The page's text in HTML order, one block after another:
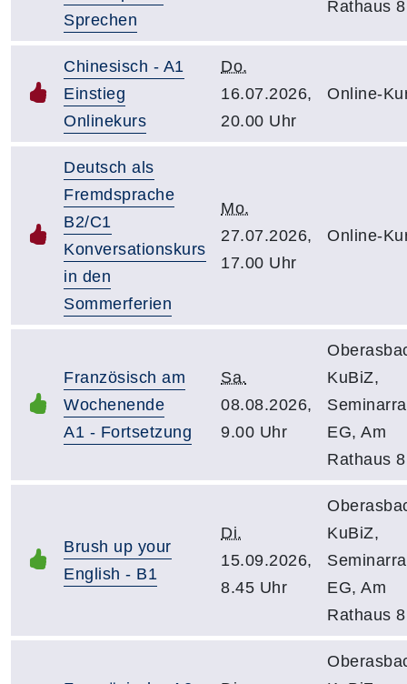
Sprechen
Rathaus 8
Chinesisch - A1
Einstieg
Onlinekurs
Do.
16.07.2026,
20.00 Uhr
Online-
Deutsch als
Fremdsprache
B2/C1
Konversationskurs
in den
Sommerferien
Mo.
27.07.2026,
17.00 Uhr
Online-
Französisch am
Wochenende
A1 - Fortsetzung
Sa.
08.08.2026,
9.00 Uhr
KuBiZ,
EG, Am
Rathaus 8
Brush up your
English - B1
Di.
15.09.2026,
8.45 Uhr
KuBiZ,
EG, Am
Rathaus 8